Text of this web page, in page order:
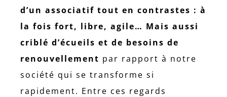
d’un associatif tout en contrastes : à
la fois fort, libre, agile… Mais aussi
criblé d’écueils et de besoins de
renouvellement par rapport à notre
société qui se transforme si
rapidement. Entre ces regards